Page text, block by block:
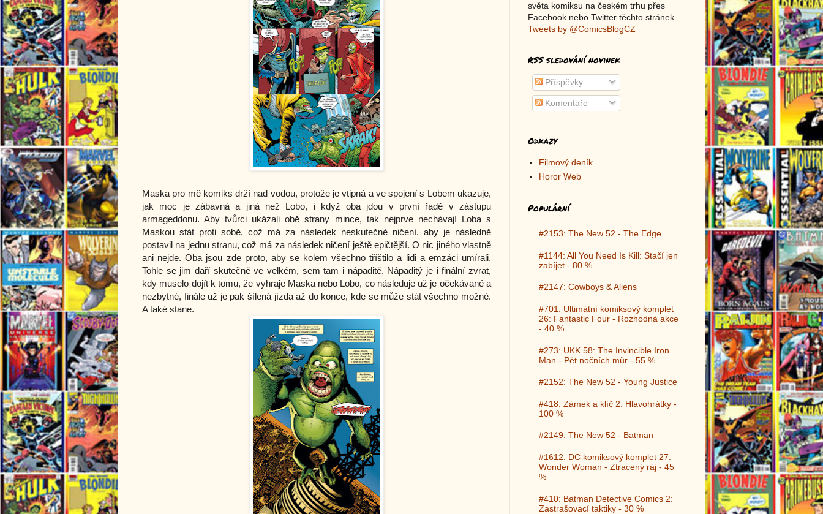
Maska pro mě komiks drží nad vodou, protože je vtipná a ve spojení s Lobem ukazuje,
jak moc je zábavná a jiná než Lobo, i když oba jdou v první řadě v zástupu
armageddonu. Aby tvůrci ukázali obě strany mince, tak nejprve nechávají Loba s
Maskou stát proti sobě, což má za následek neskutečné ničení, aby je následně
postavil na jednu stranu, což má za následek ničení ještě epičtější. O nic jiného vlastně
ani nejde. Oba jsou zde proto, aby se kolem všechno tříštilo a lidi a emzáci umírali.
Tohle se jim daří skutečně ve velkém, sem tam i nápaditě. Nápaditý je i finální zvrat,
kdy muselo dojít k tomu, že vyhraje Maska nebo Lobo, co následuje už je očekávané a
nezbytné, finále už je pak šílená jízda až do konce, kde se může stát všechno možné.
A také stane.
světa komiksu na českém trhu přes
Facebook nebo Twitter těchto stránek.
Tweets by @ComicsBlogCZ
RSS sledování novinek
Příspěvky
Komentáře
Odkazy
Filmový deník
Horor Web
Populární
#2153: The New 52 - The Edge
#1144: All You Need Is Kill: Stačí jen
zabíjet - 80 %
#2147: Cowboys & Aliens
#701: Ultimátní komiksový komplet
26: Fantastic Four - Rozhodná akce
- 40 %
#273: UKK 58: The Invincible Iron
Man - Pět nočních můr - 55 %
#2152: The New 52 - Young Justice
#418: Zámek a klíč 2: Hlavohrátky -
100 %
#2149: The New 52 - Batman
#1612: DC komiksový komplet 27:
Wonder Woman - Ztracený ráj - 45
%
#410: Batman Detective Comics 2:
Zastrašovací taktiky - 30 %